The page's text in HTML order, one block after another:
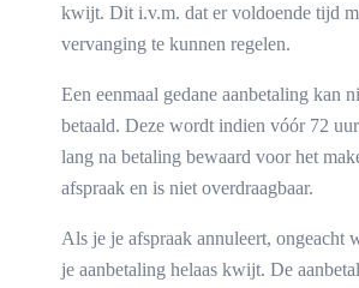
kwijt. Dit i.v.m. dat er voldoende tijd
vervanging te kunnen regelen.
Een eenmaal gedane aanbetaling kan
betaald. Deze wordt indien vóór 72
lang na betaling bewaard voor het
afspraak en is niet overdraagbaar.
Als je je afspraak annuleert, ongeacht
je aanbetaling helaas kwijt. De